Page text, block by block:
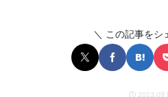
＼ この記事をシ